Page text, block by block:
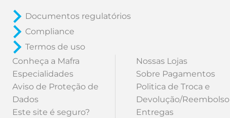
Documentos regulatórios
Compliance
Termos de uso
Conheça a Mafra
Especialidades
Aviso de Proteção de
Dados
Este site é seguro?
Nossas Lojas
Sobre Pagamentos
Politica de Troca e
Devolução/Reembolso
Entregas